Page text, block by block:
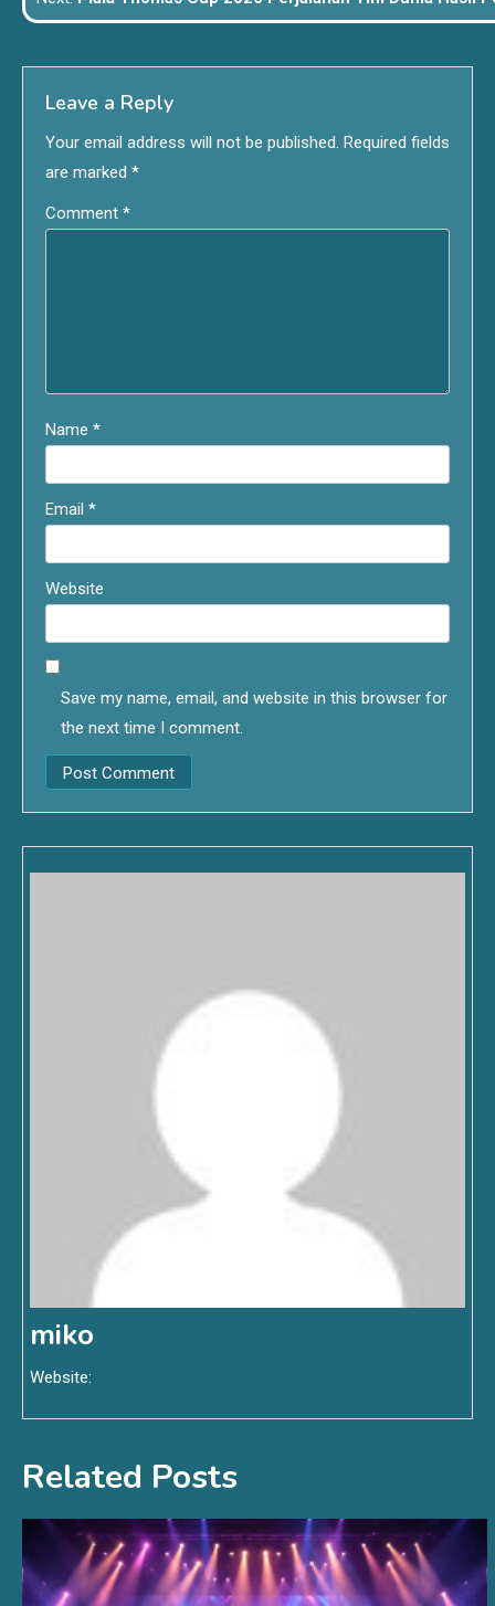
Leave a Reply
Your email address will not be published. Required fields
are marked *
Comment *
Name *
Email *
Website
Save my name, email, and website in this browser for
the next time I comment.
miko
Website:
Related Posts